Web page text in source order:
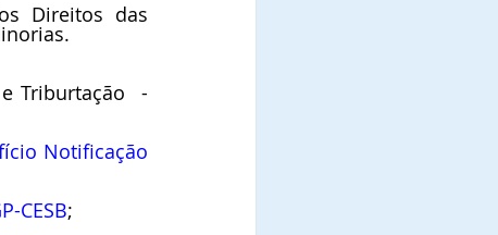
Direitos das
Notificação
CESB;